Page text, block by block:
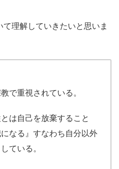
理解していきたいと思いま
で重視されている。
は自己を放棄すること
なる』すなわち自分以外
ている。